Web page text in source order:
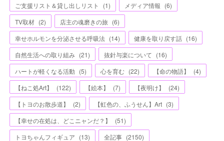
ご支援リスト＆貸し出しリスト
(1) メディア情報 (6)
TV取材 (2) 店主の魂磨きの旅 (6)
幸せホルモンを分泌させる呼吸法 (14) 健康を取り戻す話 (16)
自然生活への取り組み (21) 抜針与楽について (16)
ハートが軽くなる活動 (5) 心を育む (22) 【命の物語】 (4)
【ねこ処Art】
(122) 【絵本】 (7) 【夜明け】 (24)
【トヨのお散歩道】
(2) 【虹色の、ふうせん】Art (3)
【幸せの在処は、どこニャンだ？】
(51)
トヨちゃんフィギュア (13) 全記事 (2150)